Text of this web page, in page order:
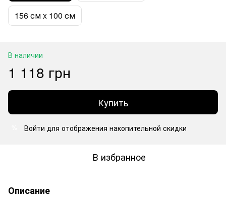
156 см x 100 см
В наличии
1 118 грн
Купить
Войти для отображения накопительной скидки
В избранное
Описание